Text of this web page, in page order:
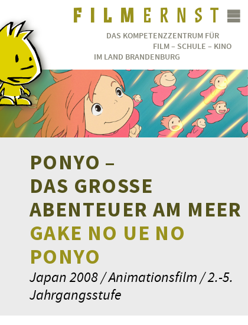
DAS KOMPETENZZENTRUM FÜR
FILM – SCHULE – KINO
IM LAND BRANDENBURG
PONYO –
DAS GROSSE A
BENTEUER AM MEER
GAKE NO UE NO
PONYO
Japan 2008 / Animationsfilm / 2.-5.
Jahrgangsstufe